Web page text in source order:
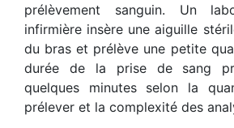
prélèvement sanguin. Un
infirmière insère une aiguille
du bras et prélève une petite
durée de la prise de sang
quelques minutes selon la
prélever et la complexité des